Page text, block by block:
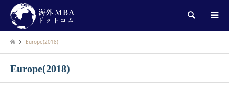
検索
Europe(2018)
Europe(2018)